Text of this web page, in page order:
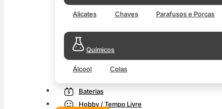
Alicates Chaves Parafusos e Porcas
Químicos
Álcool Colas
Baterias
Hobby / Tempo Livre